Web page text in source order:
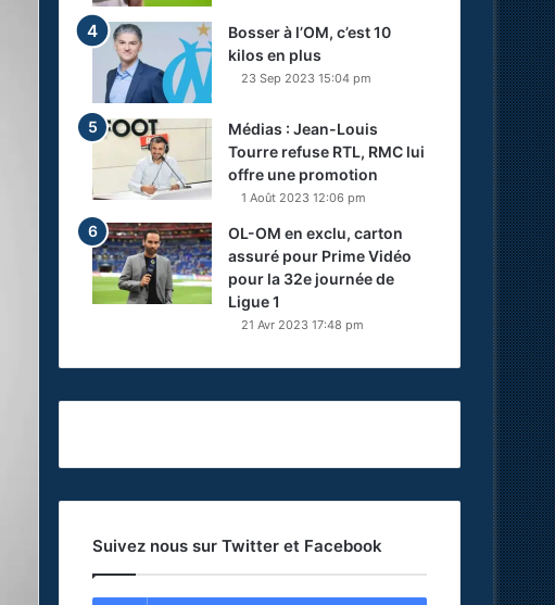
Bosser à l’OM, c’est 10
kilos en plus
23 Sep 2023 15:04 pm
Médias : Jean-Louis
Tourre refuse RTL, RMC lui
offre une promotion
1 Août 2023 12:06 pm
OL-OM en exclu, carton
assuré pour Prime Vidéo
pour la 32e journée de
Ligue 1
21 Avr 2023 17:48 pm
Suivez nous sur Twitter et Facebook